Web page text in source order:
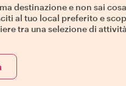
destinazione e non sai
al tuo local preferito e
tra una selezione di